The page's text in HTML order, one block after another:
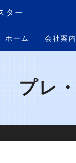
ター
ホーム 会社案内
プレ